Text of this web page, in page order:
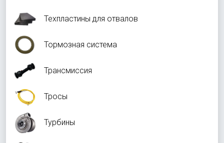
Техпластины для отвалов
Тормозная система
Трансмиссия
Тросы
Турбины